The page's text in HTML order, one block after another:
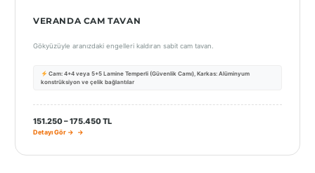
VERANDA CAM TAVAN
Gökyüzüyle aranızdaki engelleri kaldıran sabit cam tavan.
Cam: 4+4 veya 5+5 Lamine Temperli (Güvenlik Camı), Karkas: Alüminyum
konstrüksiyon ve çelik bağlantılar
151.250 – 175.450 TL
Detayı Gör →